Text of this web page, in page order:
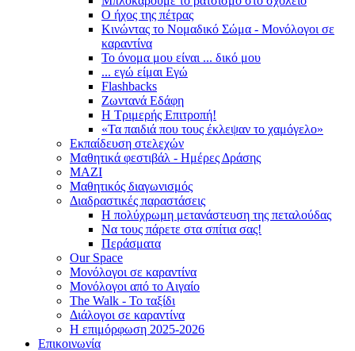
Ο ήχος της πέτρας
Κινώντας το Νομαδικό Σώμα - Μονόλογοι σε
καραντίνα
Το όνομα μου είναι ... δικό μου
... εγώ είμαι Εγώ
Flashbacks
Ζωντανά Εδάφη
Η Τριμερής Επιτροπή!
«Τα παιδιά που τους έκλεψαν το χαμόγελο»
Εκπαίδευση στελεχών
Μαθητικά φεστιβάλ - Ημέρες Δράσης
ΜΑΖΙ
Μαθητικός διαγωνισμός
Διαδραστικές παραστάσεις
Η πολύχρωμη μετανάστευση της πεταλούδας
Να τους πάρετε στα σπίτια σας!
Περάσματα
Our Space
Μονόλογοι σε καραντίνα
Μονόλογοι από το Αιγαίο
The Walk - Το ταξίδι
Διάλογοι σε καραντίνα
Η επιμόρφωση 2025-2026
Επικοινωνία